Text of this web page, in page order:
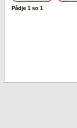
Pådje 1 so 1